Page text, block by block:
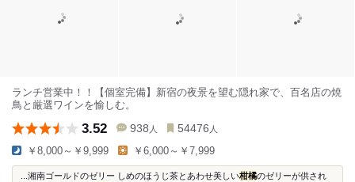
ランチ営業中！！【個室完備】新宿の夜景を望む隠れ家で、百名店の焼
鳥と厳選ワインを愉しむ。
3.52 938 人 54476 人
￥8,000～￥9,999 ￥6,000～￥7,999
...湘南ゴールドのゼリー しめのほうじ茶とあわせ美しい柑橘のゼリーが供され